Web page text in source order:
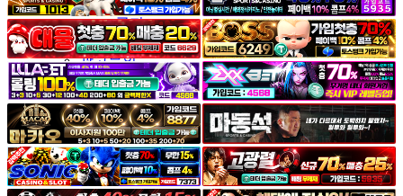
공지&이벤트
공지
1:1문의
광고문의